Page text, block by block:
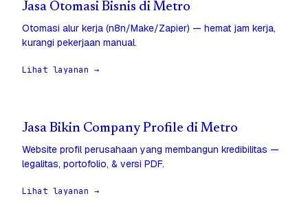
Jasa Otomasi Bisnis di Metro
Otomasi alur kerja (n8n/Make/Zapier) — hemat jam kerja,
kurangi pekerjaan manual.
Lihat layanan →
Jasa Bikin Company Profile di Metro
Website profil perusahaan yang membangun kredibilitas —
legalitas, portofolio, & versi PDF.
Lihat layanan →